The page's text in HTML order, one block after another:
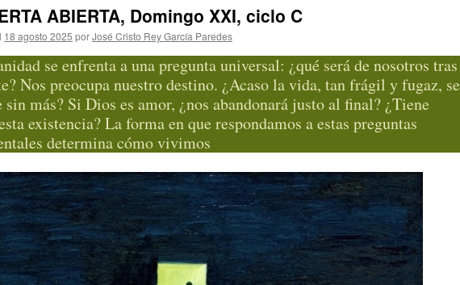
ABIERTA, Domingo XXI, ciclo C
18 agosto 2025 porJosé Cristo Rey García Paredes
se enfrenta a una pregunta universal: ¿qué será de nosotros tras
Nos preocupa nuestro destino. ¿Acaso la vida, tan frágil y fugaz, se
sin más? Si Dios es amor, ¿nos abandonará justo al final? ¿Tiene
existencia? La forma en que respondamos a estas preguntas
determina cómo vivimos